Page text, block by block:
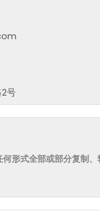
号
形式全部或部分复制